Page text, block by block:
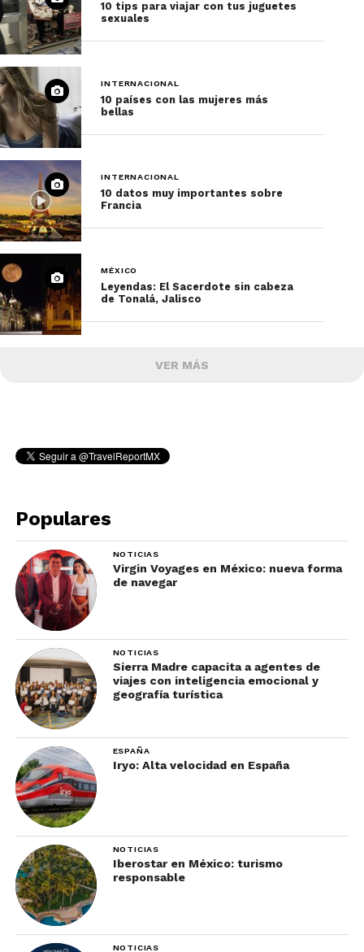
10 tips para viajar con tus juguetes
sexuales
INTERNACIONAL
10 países con las mujeres más
bellas
INTERNACIONAL
10 datos muy importantes sobre
Francia
MÉXICO
Leyendas: El Sacerdote sin cabeza
de Tonalá, Jalisco
VER MÁS
Populares
NOTICIAS
Virgin Voyages en México: nueva forma
de navegar
NOTICIAS
Sierra Madre capacita a agentes de
viajes con inteligencia emocional y
geografía turística
ESPAÑA
Iryo: Alta velocidad en España
NOTICIAS
Iberostar en México: turismo
responsable
NOTICIAS